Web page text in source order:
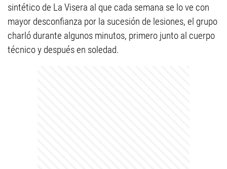
sintético de La Visera al que cada semana se lo ve con
mayor desconfianza por la sucesión de lesiones, el grupo
charló durante algunos minutos, primero junto al cuerpo
técnico y después en soledad.